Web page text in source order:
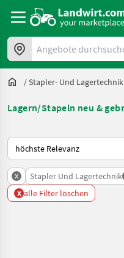
Angebote durchsuchen
/Stapler- Und Lagertechnik
Lagern/Stapeln neu &
So wird auf Landwirt.com
x Stapler Und Lagertechnik
x alle Filter löschen